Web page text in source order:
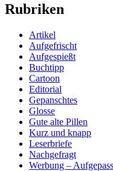
Rubriken
Artikel
Aufgefrischt
Aufgespießt
Buchtipp
Cartoon
Editorial
Gepanschtes
Glosse
Gute alte Pillen
Kurz und knapp
Leserbriefe
Nachgefragt
Werbung –